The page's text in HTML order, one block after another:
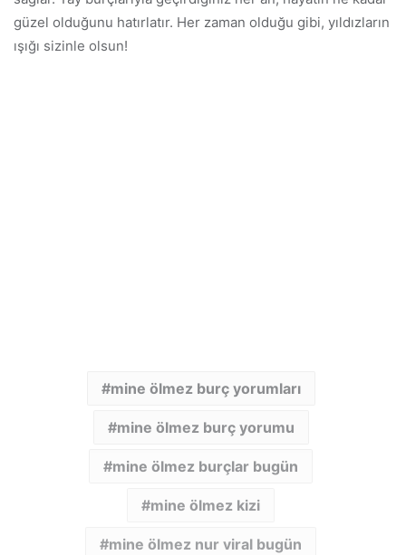
güzel olduğunu hatırlatır. Her zaman olduğu gibi, yıldızların
ışığı sizinle olsun!
mine ölmez burç yorumları
mine ölmez burç yorumu
mine ölmez burçlar bugün
mine ölmez kizi
mine ölmez nur viral bugün